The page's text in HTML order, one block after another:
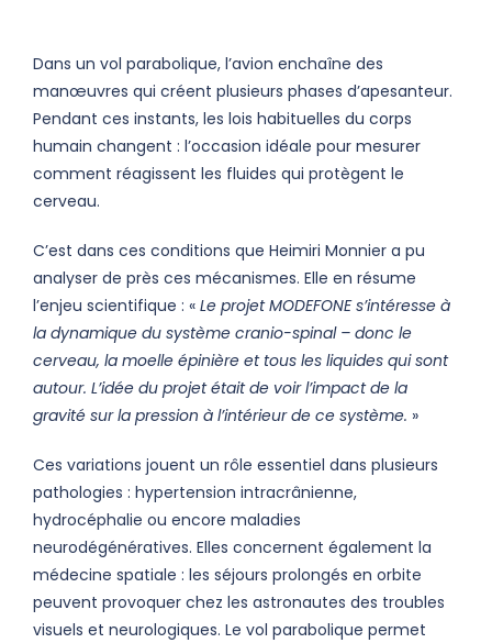
Dans un vol parabolique, l’avion enchaîne des
manœuvres qui créent plusieurs phases d’apesanteur.
Pendant ces instants, les lois habituelles du corps
humain changent : l’occasion idéale pour mesurer
comment réagissent les fluides qui protègent le
cerveau.
C’est dans ces conditions que Heimiri Monnier a pu
analyser de près ces mécanismes. Elle en résume
l’enjeu scientifique : « Le projet MODEFONE s’intéresse à
la dynamique du système cranio-spinal – donc le
cerveau, la moelle épinière et tous les liquides qui sont
autour. L’idée du projet était de voir l’impact de la
gravité sur la pression à l’intérieur de ce système. »
Ces variations jouent un rôle essentiel dans plusieurs
pathologies : hypertension intracrânienne,
hydrocéphalie ou encore maladies
neurodégénératives. Elles concernent également la
médecine spatiale : les séjours prolongés en orbite
peuvent provoquer chez les astronautes des troubles
visuels et neurologiques. Le vol parabolique permet